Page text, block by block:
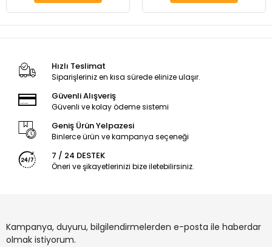
Hızlı Teslimat
Siparişleriniz en kısa sürede elinize ulaşır.
Güvenli Alışveriş
Güvenli ve kolay ödeme sistemi
Geniş Ürün Yelpazesi
Binlerce ürün ve kampanya seçeneği
7 / 24 DESTEK
Öneri ve şikayetlerinizi bize iletebilirsiniz.
Kampanya, duyuru, bilgilendirmelerden e-posta ile haberdar
olmak istiyorum.